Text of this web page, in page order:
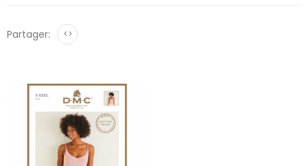
Partager: <>